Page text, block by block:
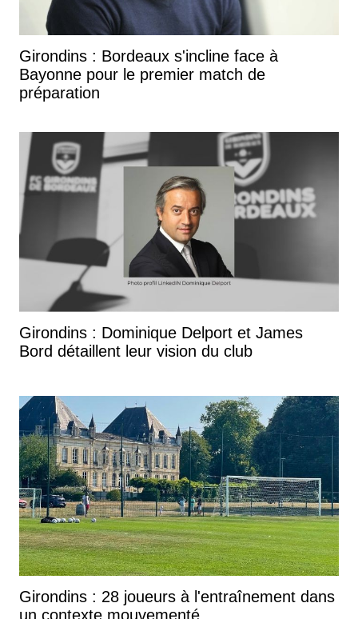
Girondins : Bordeaux s'incline face à
Bayonne pour le premier match de
préparation
Girondins : Dominique Delport et James
Bord détaillent leur vision du club
Girondins : 28 joueurs à l'entraînement dans
un contexte mouvementé